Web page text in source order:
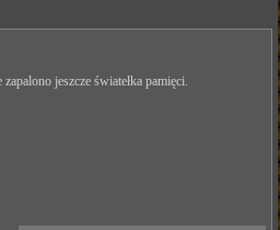
jeszcze światełka pamięci.